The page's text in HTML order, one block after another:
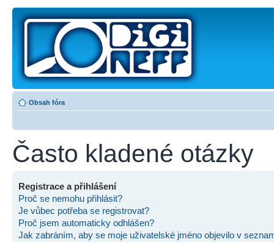
Obsah fóra
Často kladené otázky
Registrace a přihlášení
Proč se nemohu přihlásit?
Je vůbec potřeba se registrovat?
Proč jsem automaticky odhlášen?
Jak zabráním, aby se moje uživatelské jméno objevilo v